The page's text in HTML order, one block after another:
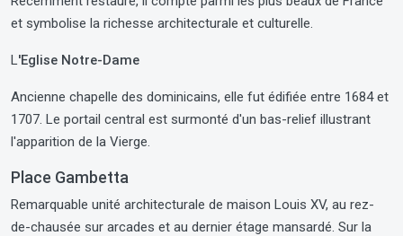
et symbolise la richesse architecturale et culturelle.
L'Eglise Notre-Dame
Ancienne chapelle des dominicains, elle fut édifiée entre 1684 et
1707. Le portail central est surmonté d'un bas-relief illustrant
l'apparition de la Vierge.
Place Gambetta
Remarquable unité architecturale de maison Louis XV, au rez-
de-chausée sur arcades et au dernier étage mansardé. Sur la